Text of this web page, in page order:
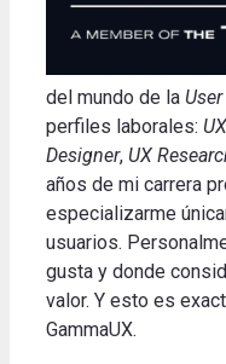
del mundo de la
perfiles laborales:
Designer, UX
años de mi carrera
especializarme
usuarios.
gusta y donde
valor. Y esto es
GammaUX.